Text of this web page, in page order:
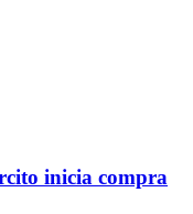
inicia compra